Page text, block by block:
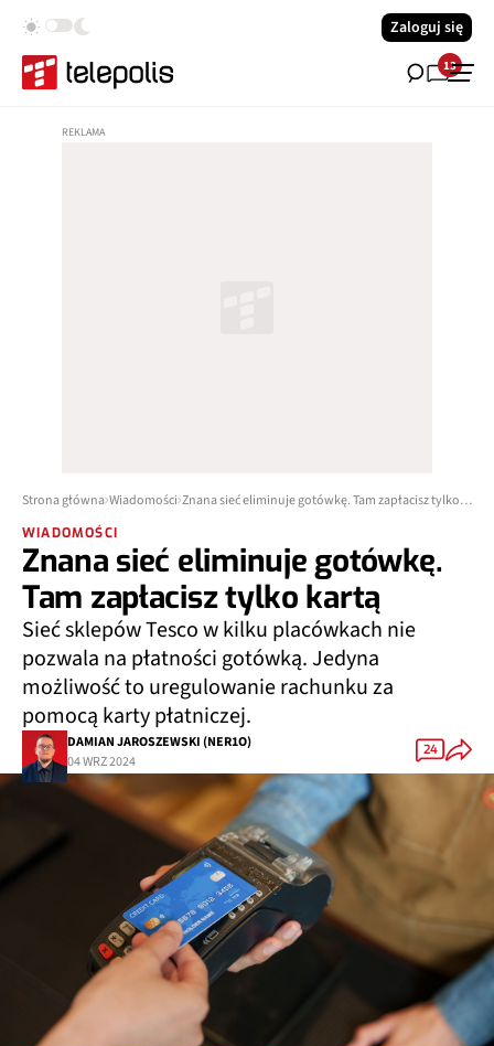
Zaloguj się
13
Strona główna Wiadomości Znana sieć eliminuje gotówkę. Tam zapłacisz tylko kartą
WIADOMOŚCI
Znana sieć eliminuje gotówkę.
Tam zapłacisz tylko kartą
Sieć sklepów Tesco w kilku placówkach nie
pozwala na płatności gotówką. Jedyna
możliwość to uregulowanie rachunku za
pomocą karty płatniczej.
DAMIAN JAROSZEWSKI (NER1O)
04 WRZ 2024
24